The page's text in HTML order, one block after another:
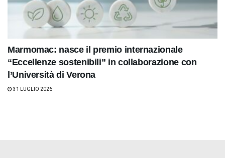
Marmomac: nasce il premio internazionale
“Eccellenze sostenibili” in collaborazione con
l’Università di Verona
31 LUGLIO 2026